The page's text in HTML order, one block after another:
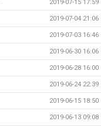
2019-07-15 17:59
2019-07-04 21:06
2019-07-03 16:46
2019-06-30 16:06
2019-06-28 16:00
2019-06-24 22:39
2019-06-15 18:50
2019-06-13 09:08